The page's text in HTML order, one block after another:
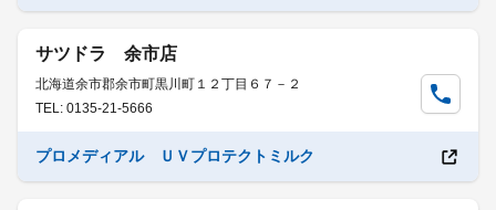
サツドラ 余市店
北海道余市郡余市町黒川町１２丁目６７－２
TEL: 0135-21-5666
プロメディアル ＵＶプロテクトミルク